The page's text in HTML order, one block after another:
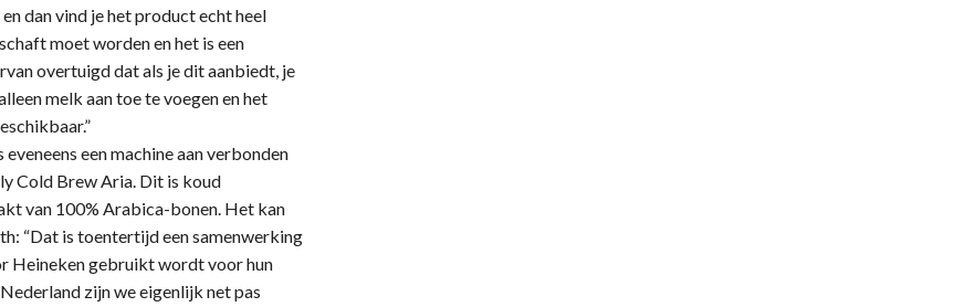
dan vind je het product echt heel
moet worden en het is een
overtuigd dat als je dit aanbiedt, je
melk aan toe te voegen en het
een machine aan verbonden
Cold Brew Aria. Dit is koud
van 100% Arabica-bonen. Het kan
“Dat is toentertijd een samenwerking
Heineken gebruikt wordt voor hun
zijn we eigenlijk net pas